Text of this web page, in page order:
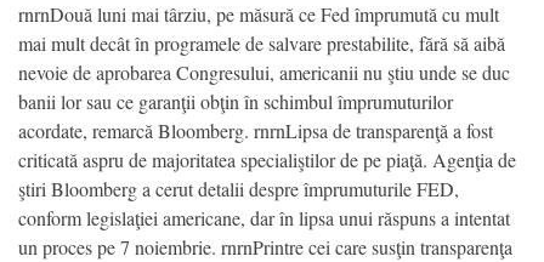
rnrnDouă luni mai târziu, pe măsură ce Fed împrumută cu mult
mai mult decât în programele de salvare prestabilite, fără să aibă
nevoie de aprobarea Congresului, americanii nu ştiu unde se duc
banii lor sau ce garanţii obţin în schimbul împrumuturilor
acordate, remarcă Bloomberg. rnrnLipsa de transparenţă a fost
criticată aspru de majoritatea specialiştilor de pe piaţă. Agenţia de
ştiri Bloomberg a cerut detalii despre împrumuturile FED,
conform legislaţiei americane, dar în lipsa unui răspuns a intentat
un proces pe 7 noiembrie. rnrnPrintre cei care susţin transparenţa